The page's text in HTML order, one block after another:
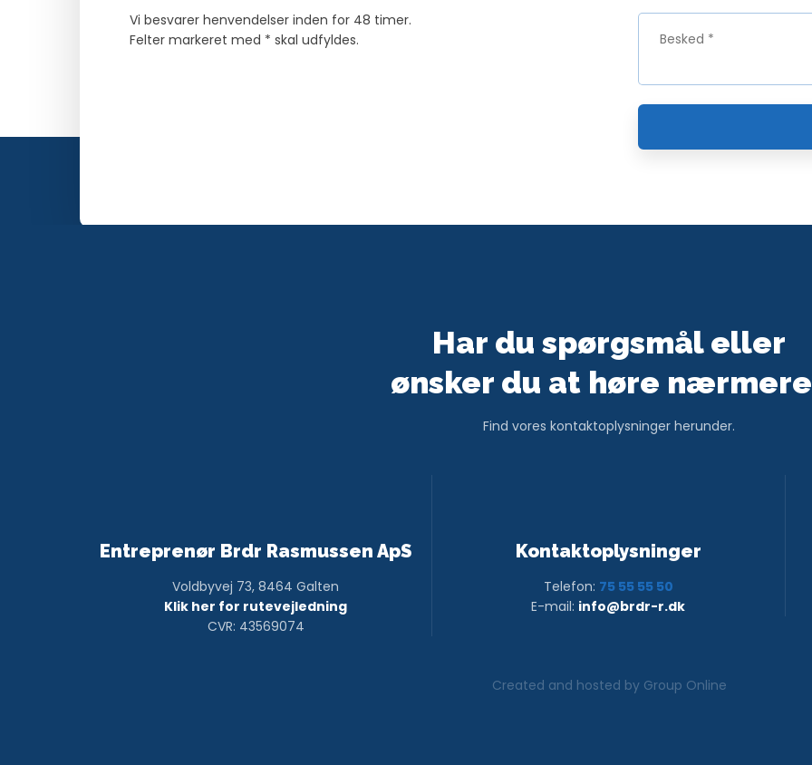
Vi besvarer henvendelser inden for 48 timer.​​
​Felter markeret med * skal udfyldes.
Har du spørgsmål eller
​ønsker du at høre
Find vores kontaktoplysninger herunder.
Entreprenør Brdr Rasmussen ApS
Voldbyvej 73, 8464 Galten
Klik her for rutevejledning
CVR: 43569074
Kontaktoplysninger
Telefon: 75 55 55 50
E-mail: info@brdr-r.dk
Created and hosted by Group Online